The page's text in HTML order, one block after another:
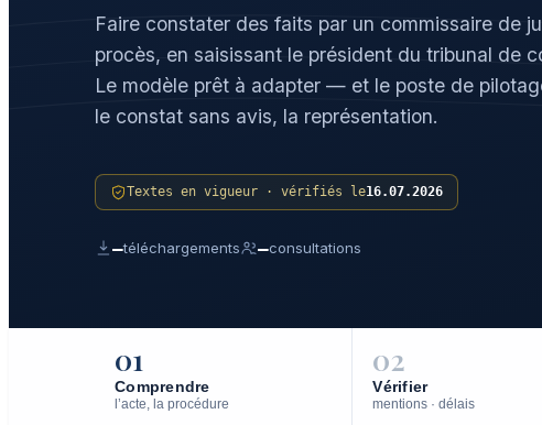
Faire constater des faits par un commissaire de
procès, en saisissant le président du tribunal de
Le modèle prêt à adapter — et le poste de
le constat sans avis, la représentation.
Textes en vigueur · vérifiés le16.07.2026
—téléchargements —consultations
01
Comprendre
l’acte, la procédure
02
Vérifier
mentions · délais